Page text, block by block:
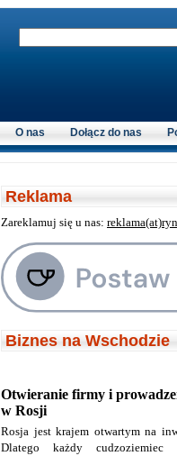
Dołącz do nas
O nas
Reklama
Zareklamuj się u nas:
Biznes na Wschodzie
Otwieranie firmy i
w Rosji
Rosja jest krajem otwartym na
Dlatego każdy